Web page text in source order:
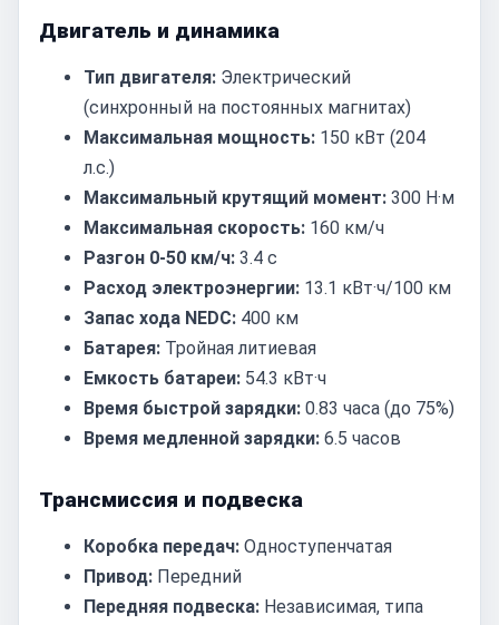
Двигатель и динамика
Тип двигателя: Электрический
(синхронный на постоянных магнитах)
Максимальная мощность: 150 кВт (204
л.с.)
Максимальный крутящий момент: 300 Н·м
Максимальная скорость: 160 км/ч
Разгон 0-50 км/ч: 3.4 с
Расход электроэнергии: 13.1 кВт·ч/100 км
Запас хода NEDC: 400 км
Батарея: Тройная литиевая
Емкость батареи: 54.3 кВт·ч
Время быстрой зарядки: 0.83 часа (до 75%)
Время медленной зарядки: 6.5 часов
Трансмиссия и подвеска
Коробка передач: Одноступенчатая
Привод: Передний
Передняя подвеска: Независимая, типа